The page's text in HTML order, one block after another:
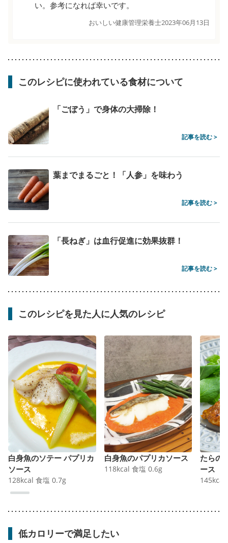
い。参考になれば幸いです。
おいしい健康管理栄養士2023年06月13日
このレシピに使われている食材について
「ごぼう」で身体の大掃除！
記事を読む >
葉までまるごと！「人参」を味わう
記事を読む >
「長ねぎ」は血行促進に効果抜群！
記事を読む >
このレシピを見た人に人気のレシピ
白身魚のソテー パプリカ
ソース
128kcal 食塩 0.7g
白身魚のパプリカソース
118kcal 食塩 0.6g
たらの
ース
145kcal
低カロリーで満足したい